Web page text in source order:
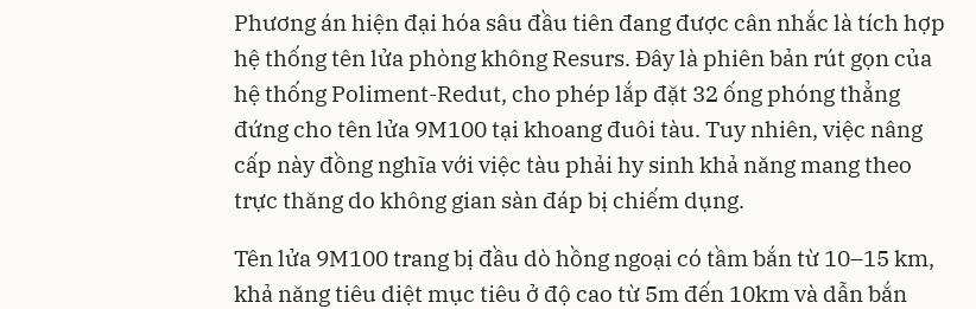
Phương án hiện đại hóa sâu đầu tiên đang được cân nhắc là tích hợp
hệ thống tên lửa phòng không Resurs. Đây là phiên bản rút gọn của
hệ thống Poliment-Redut, cho phép lắp đặt 32 ống phóng thẳng
đứng cho tên lửa 9M100 tại khoang đuôi tàu. Tuy nhiên, việc nâng
cấp này đồng nghĩa với việc tàu phải hy sinh khả năng mang theo
trực thăng do không gian sàn đáp bị chiếm dụng.
Tên lửa 9M100 trang bị đầu dò hồng ngoại có tầm bắn từ 10–15 km,
khả năng tiêu diệt mục tiêu ở độ cao từ 5m đến 10km và dẫn bắn